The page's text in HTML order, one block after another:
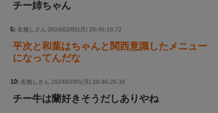
チー姉ちゃん
6: 名無しさん 2024/02/05(月) 20:45:10.72
平次と和葉はちゃんと関西意識したメニュー
になってんだな
10: 名無しさん 2024/02/05(月) 20:46:26.39
チー牛は蘭好きそうだしありやね